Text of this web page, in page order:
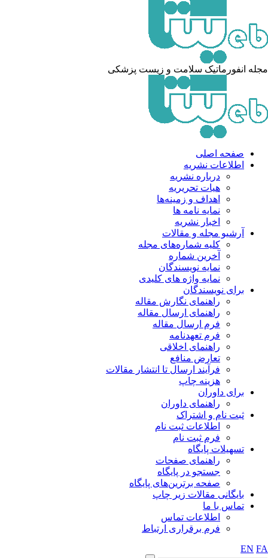
انفورماتیک سلامت و زیست پزشکی
صفحه اصلی
اطلاعات نشریه
درباره نشریه
هیات تحریریه
اهداف و زمینه‌ها
نمایه نامه ها
اخبار نشریه
آرشیو مجله و مقالات
کلیه شماره‌های مجله
آخرین شماره
نمایه نویسندگان
نمایه واژه های کلیدی
برای نویسندگان
راهنمای نگارش مقاله
راهنمای ارسال مقاله
فرم ارسال مقاله
فرم تعهدنامه
راهنمای اخلاقی
تعارض منافع
فرآیند ارسال تا انتشار مقالات
هزینه چاپ
برای داوران
راهنمای داوران
ثبت نام و اشتراک
اطلاعات ثبت نام
فرم ثبت نام
تسهیلات پایگاه
راهنمای صفحات
جستجو در پایگاه
صفحه برترین‌های پایگاه
بایگانی مقالات زیر چاپ
تماس با ما
اطلاعات تماس
فرم برقراری ارتباط
EN